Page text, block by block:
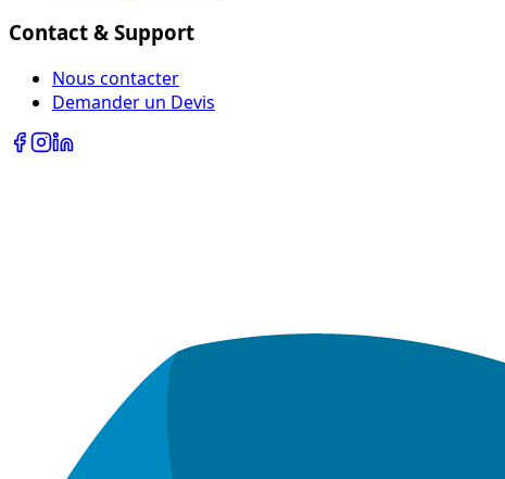
Contact & Support
Nous contacter
Demander un Devis